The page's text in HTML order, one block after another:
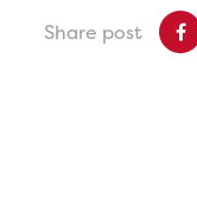
Share post